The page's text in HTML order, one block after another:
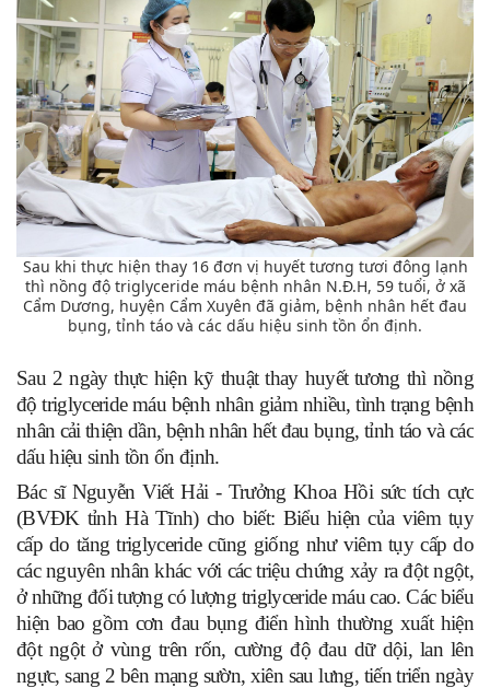
Sau khi thực hiện thay 16 đơn vị huyết tương tươi đông lạnh
thì nồng độ triglyceride máu bệnh nhân N.Đ.H, 59 tuổi, ở xã
Cẩm Dương, huyện Cẩm Xuyên đã giảm, bệnh nhân hết đau
bụng, tỉnh táo và các dấu hiệu sinh tồn ổn định.
Sau 2 ngày thực hiện kỹ thuật thay huyết tương thì nồng
độ triglyceride máu bệnh nhân giảm nhiều, tình trạng bệnh
nhân cải thiện dần, bệnh nhân hết đau bụng, tỉnh táo và các
dấu hiệu sinh tồn ổn định.
Bác sĩ Nguyễn Viết Hải - Trưởng Khoa Hồi sức tích cực
(BVĐK tỉnh Hà Tĩnh) cho biết: Biểu hiện của viêm tụy
cấp do tăng triglyceride cũng giống như viêm tụy cấp do
các nguyên nhân khác với các triệu chứng xảy ra đột ngột,
ở những đối tượng có lượng triglyceride máu cao. Các biểu
hiện bao gồm cơn đau bụng điển hình thường xuất hiện
đột ngột ở vùng trên rốn, cường độ đau dữ dội, lan lên
ngực, sang 2 bên mạng sườn, xiên sau lưng, tiến triển ngày